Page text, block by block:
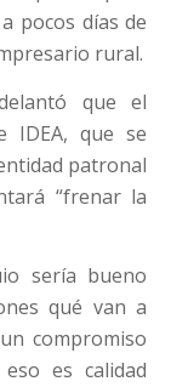
pocos días de
rural.
que el
IDEA, que se
patronal
“frenar la
sería bueno
qué van a
compromiso
es calidad